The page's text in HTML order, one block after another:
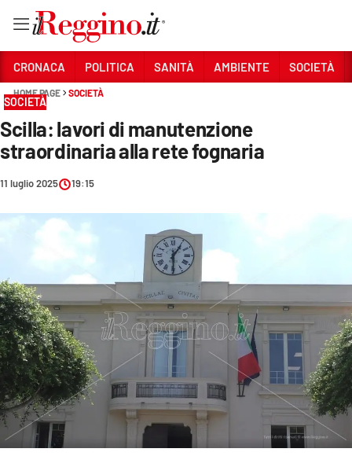
Sezioni
CRONACA
AMBIENTE
CULTURA
ECONOMIA E LAVORO
EVENTI
SPORT
Streaming
CRONACA POLITICA SANITÀ AMBIENTE SOCIETÀ
HOME PAGE SOCIETÀ
SOCIETÀ
Scilla: lavori di manutenzione
straordinaria alla rete fognaria
11 luglio 2025 19:15